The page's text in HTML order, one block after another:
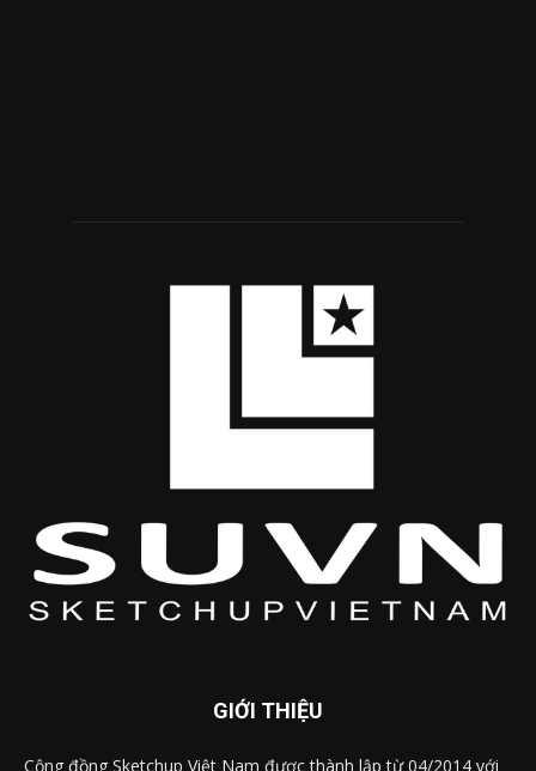
GIỚI THIỆU
Cộng đồng Sketchup Việt Nam được thành lập từ 04/2014 với